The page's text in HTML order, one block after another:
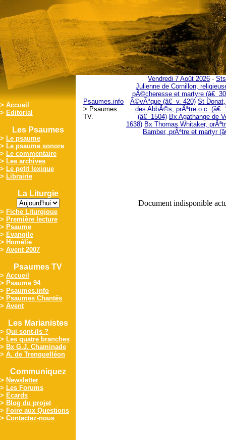
> Accueil
> Editorial
Les Psaumes
> Le psaume
> Le psaume sonore
> Le commentaire
> Les archives
> Le petit lexique
> Librairie
La Liturgie
> Fiche Liturgique
> Première lecture
> Psaume
> Evangile
> Homélie
> Avent 2007
Psaumes TV
> Accueil
> Psaume 94
> Psaumes.info
> Psaumes Chantés
> Avent
Les Marianistes
> Qui sont-ils ?
> Les quatre branches
> Bx G.J. Chaminade
> A. de Trenquelléon
Communiquez
> Newsletter
> Les Forums
> Ecards
> Blog du projet
> Foire aux Questions
> Contactez-nous
Psaumes.info
> Psaumes
TV.
Vendredi 7 Août 2026 -
Julienne de Cornillon,
pÃ©cheresse et martyre (â€
Ã©vÃªque (â€ v. 420) St
des AbbÃ©s, prÃªtre o.c. (â€
(â€ 1504) Bx Agathange de
1638) Bx Thomas Whitaker,
Bamber, prÃªtre et martyr
Document indisponible